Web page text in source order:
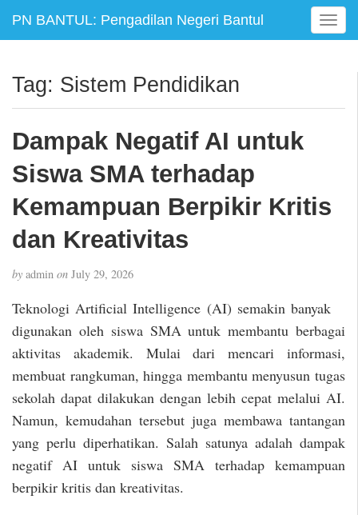
PN BANTUL: Pengadilan Negeri Bantul
T
o
e
a
Tag: Sistem Pendidikan
Dampak Negatif AI untuk
Siswa SMA terhadap
Kemampuan Berpikir Kritis
dan Kreativitas
by admin on July 29, 2026
Teknologi Artificial Intelligence (AI) semakin banyak
digunakan oleh siswa SMA untuk membantu berbagai
aktivitas akademik. Mulai dari mencari informasi,
membuat rangkuman, hingga membantu menyusun tugas
sekolah dapat dilakukan dengan lebih cepat melalui AI.
Namun, kemudahan tersebut juga membawa tantangan
yang perlu diperhatikan. Salah satunya adalah dampak
negatif AI untuk siswa SMA terhadap kemampuan
berpikir kritis dan kreativitas.